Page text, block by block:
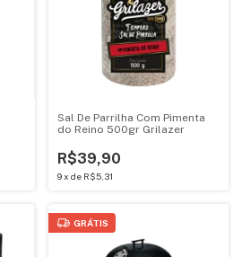
Sal De Parrilha Com Pimenta
do Reino 500gr Grilazer
R$39,90
9 x de R$5,31
GRÁTIS